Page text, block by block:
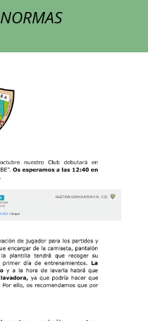
NORMAS